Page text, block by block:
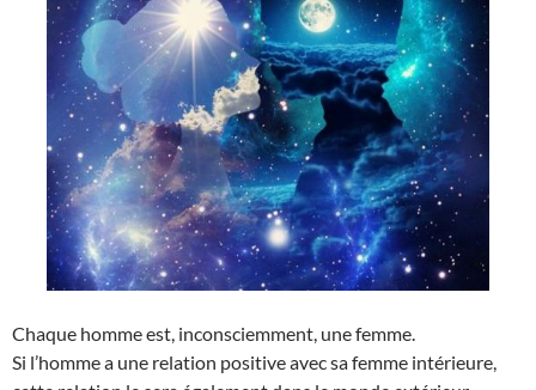
Chaque homme est, inconsciemment, une femme.
Si l’homme a une relation positive avec sa femme intérieure,